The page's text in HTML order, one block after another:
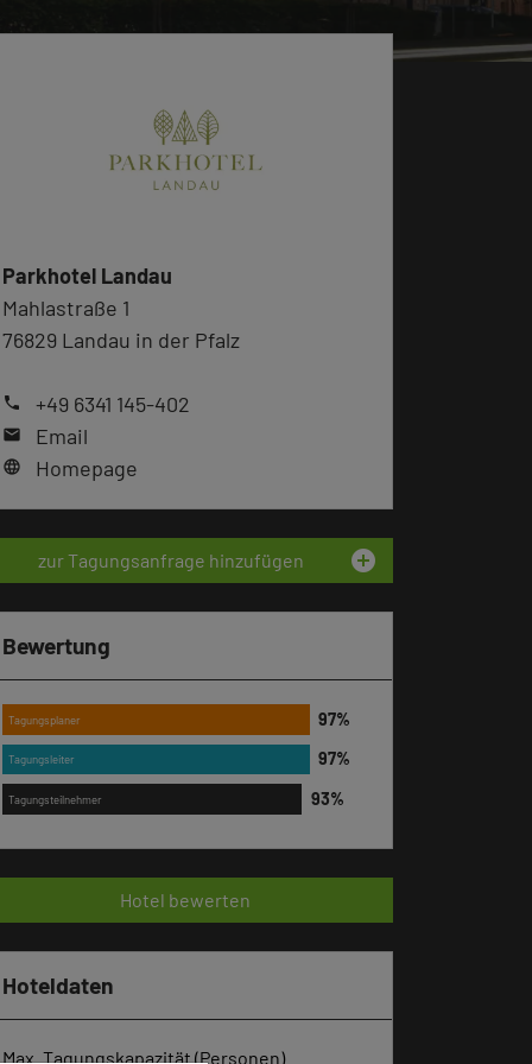
Parkhotel Landau
Mahlastraße 1
76829 Landau in der Pfalz
phone +49 6341 145-402
mail Email
language Homepage
zur Tagungsanfrage hinzufügen add_circle
Bewertung
Tagungsplaner
Tagungsleiter
Tagungsteilnehmer
Hotel bewerten
Hoteldaten
Max. Tagungskapazität (Personen)